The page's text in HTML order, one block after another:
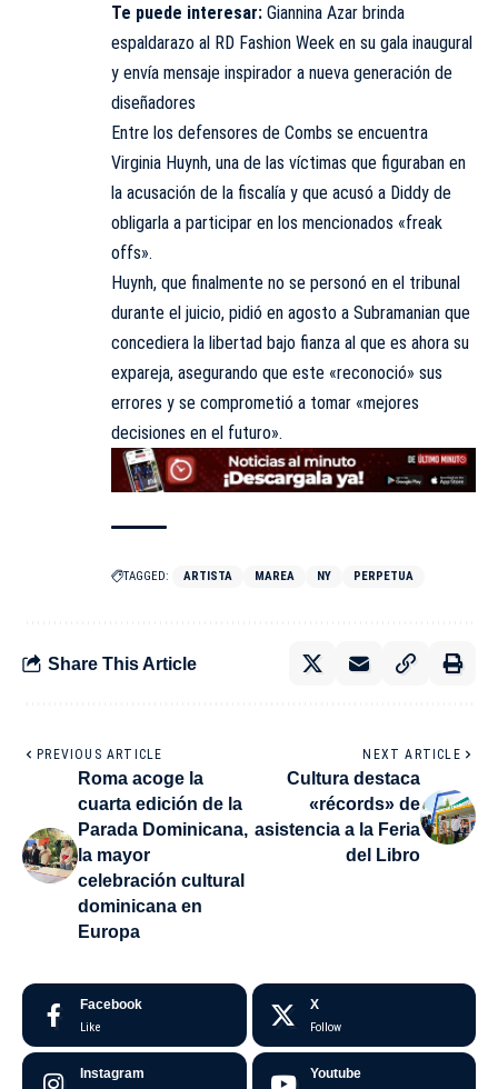
Te puede interesar: Giannina Azar brinda
espaldarazo al RD Fashion Week en su gala inaugural
y envía mensaje inspirador a nueva generación de
diseñadores
Entre los defensores de Combs se encuentra
Virginia Huynh, una de las víctimas que figuraban en
la acusación de la fiscalía y que acusó a Diddy de
obligarla a participar en los mencionados «freak
offs».
Huynh, que finalmente no se personó en el tribunal
durante el juicio, pidió en agosto a Subramanian que
concediera la libertad bajo fianza al que es ahora su
expareja, asegurando que este «reconoció» sus
errores y se comprometió a tomar «mejores
decisiones en el futuro».
TAGGED: ARTISTA MAREA NY PERPETUA
Share This Article
PREVIOUS ARTICLE
Roma acoge la
cuarta edición de la
Parada Dominicana,
la mayor
celebración cultural
dominicana en
Europa
NEXT ARTICLE
Cultura destaca
«récords» de
asistencia a la Feria
del Libro
Facebook
Like
X
Follow
Instagram Youtube